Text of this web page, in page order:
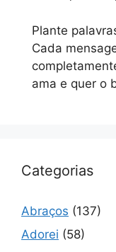
Plante
Cada
ama e quer o
Categorias
Abraços (137)
Adorei (58)